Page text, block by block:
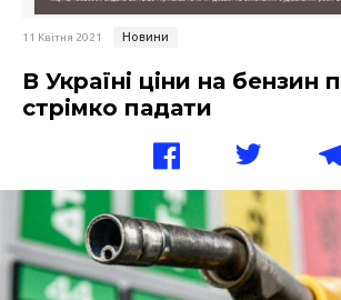
11 Квітня 2021 Новини
В Україні ціни на бензин
стрімко падати